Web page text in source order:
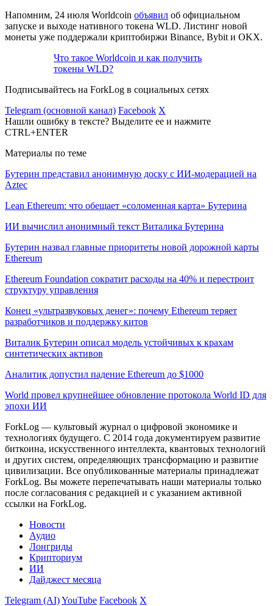
Напомним, 24 июля Worldcoin объявил об официальном
запуске и выходе нативного токена WLD. Листинг новой
монеты уже поддержали криптобиржи Binance, Bybit и OKX.
Что такое Worldcoin и как получить
токены WLD?
Подписывайтесь на ForkLog в социальных сетях
Telegram (основной канал) Facebook X
Нашли ошибку в тексте? Выделите ее и нажмите
CTRL+ENTER
Материалы по теме
Бутерин представил анонимную доску с ИИ-модерацией на
Aztec
Lean Ethereum: что обещает «соломенная карта» Бутерина
ИИ вычислил анонимный текст Виталика Бутерина
Бутерин назвал главные приоритеты новой дорожной карты
Ethereum
Ethereum Foundation сократит расходы на 40% и перестроит
структуру управления
Конец «ультразвуковых денег»: почему Ethereum теряет
разработчиков и поддержку китов
Виталик Бутерин описал модель устойчивых к крахам
синтетических активов
Аналитик допустил падение Ethereum до $1000
World провел крупнейшее обновление протокола World ID для
эпохи ИИ
ForkLog — культовый журнал о цифровой экономике и
технологиях будущего. С 2014 года документируем развитие
биткоина, искусственного интеллекта, квантовых технологий
и других систем, определяющих трансформацию и развитие
цивилизации. Все опубликованные материалы принадлежат
ForkLog. Вы можете перепечатывать наши материалы только
после согласования с редакцией и с указанием активной
ссылки на ForkLog.
Новости
Аудио
Лонгриды
Крипториум
ИИ
Дайджест месяца
Telegram (AI)YouTube Facebook X